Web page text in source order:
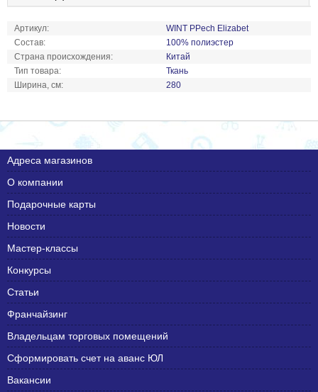
Артикул:
WINT PPech Elizabet
Состав:
100% полиэстер
Страна происхождения:
Китай
Тип товара:
Ткань
Ширина, см:
280
Адреса магазинов
О компании
Подарочные карты
Новости
Мастер-классы
Конкурсы
Статьи
Франчайзинг
Владельцам торговых помещений
Сформировать счет на аванс ЮЛ
Вакансии